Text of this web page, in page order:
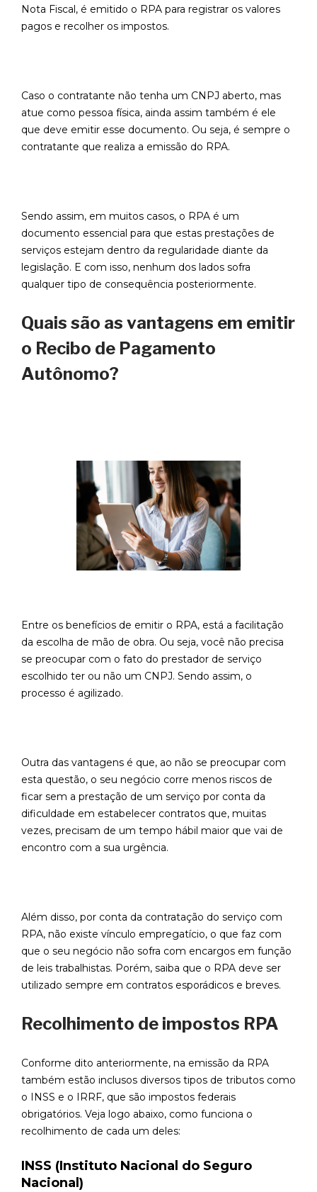
Nota Fiscal, é emitido o RPA para registrar os valores
pagos e recolher os impostos.
Caso o contratante não tenha um CNPJ aberto, mas
atue como pessoa física, ainda assim também é ele
que deve emitir esse documento. Ou seja, é sempre o
contratante que realiza a emissão do RPA.
Sendo assim, em muitos casos, o RPA é um
documento essencial para que estas prestações de
serviços estejam dentro da regularidade diante da
legislação. E com isso, nenhum dos lados sofra
qualquer tipo de consequência posteriormente.
Quais são as vantagens em emitir
o Recibo de Pagamento
Autônomo?
Entre os benefícios de emitir o RPA, está a facilitação
da escolha de mão de obra. Ou seja, você não precisa
se preocupar com o fato do prestador de serviço
escolhido ter ou não um CNPJ. Sendo assim, o
processo é agilizado.
Outra das vantagens é que, ao não se preocupar com
esta questão, o seu negócio corre menos riscos de
ficar sem a prestação de um serviço por conta da
dificuldade em estabelecer contratos que, muitas
vezes, precisam de um tempo hábil maior que vai de
encontro com a sua urgência.
Além disso, por conta da contratação do serviço com
RPA, não existe vínculo empregatício, o que faz com
que o seu negócio não sofra com encargos em função
de leis trabalhistas. Porém, saiba que o RPA deve ser
utilizado sempre em contratos esporádicos e breves.
Recolhimento de impostos RPA
Conforme dito anteriormente, na emissão da RPA
também estão inclusos diversos tipos de tributos como
o INSS e o IRRF, que são impostos federais
obrigatórios. Veja logo abaixo, como funciona o
recolhimento de cada um deles:
INSS (Instituto Nacional do Seguro
Nacional)